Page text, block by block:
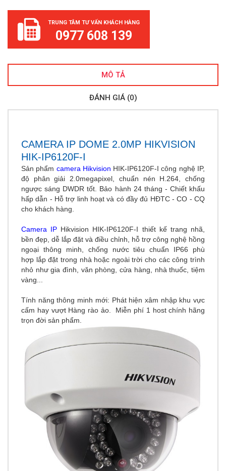
TRUNG TÂM TƯ VẤN KHÁCH HÀNG
0977 608 139
MÔ TẢ
ĐÁNH GIÁ (0)
CAMERA IP DOME 2.0MP HIKVISION
HIK-IP6120F-I
Sản phẩm camera Hikvision HIK-IP6120F-I công nghệ IP,
độ phân giải 2.0megapixel, chuẩn nén H.264, chống
ngược sáng DWDR tốt. Bảo hành 24 tháng - Chiết khấu
hấp dẫn - Hỗ trợ linh hoạt và có đầy đủ HĐTC - CO - CQ
cho khách hàng.
Camera IP Hikvision HIK-IP6120F-I thiết kế trang nhã,
bền đẹp, dễ lắp đặt và điều chỉnh, hỗ trợ công nghệ hồng
ngoại thông minh, chống nước tiêu chuẩn IP66 phù
hợp lắp đặt trong nhà hoặc ngoài trời cho các công trình
nhỏ như gia đình, văn phòng, cửa hàng, nhà thuốc, tiệm
vàng...
Tính năng thông minh mới: Phát hiện xâm nhập khu vực
cấm hay vượt Hàng rào ảo. Miễn phí 1 host chính hãng
trọn đời sản phẩm.